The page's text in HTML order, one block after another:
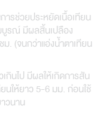
ารช่วยประหยัดเนื้อเทียน
บูรณ์ มีผลสิ้นเปลือง
. (จนกว่าแอ่งน้ำตาเทียน
กินไป มีผลให้เกิดการสัน
นให้ยาว 5-6 มม. ก่อนใช้
วนาน